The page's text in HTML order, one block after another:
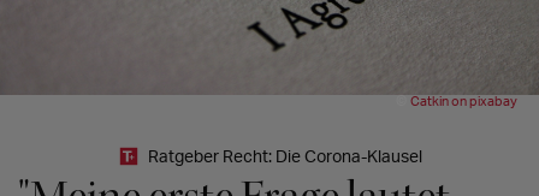
©Catkin on pixabay
Ratgeber Recht: Die Corona-Klausel